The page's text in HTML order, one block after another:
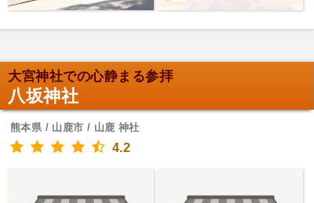
大宮神社での心静まる参拝
八坂神社
熊本県 / 山鹿市 / 山鹿 神社
4.2